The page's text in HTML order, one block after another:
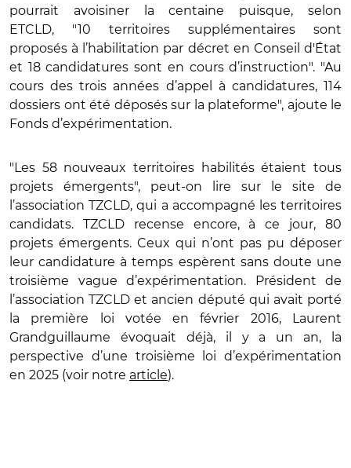
pourrait avoisiner la centaine puisque, selon
ETCLD, "10 territoires supplémentaires sont
proposés à l’habilitation par décret en Conseil d'État
et 18 candidatures sont en cours d’instruction". "Au
cours des trois années d’appel à candidatures, 114
dossiers ont été déposés sur la plateforme", ajoute le
Fonds d’expérimentation.
"Les 58 nouveaux territoires habilités étaient tous
projets émergents", peut-on lire sur le site de
l’association TZCLD, qui a accompagné les territoires
candidats. TZCLD recense encore, à ce jour, 80
projets émergents. Ceux qui n’ont pas pu déposer
leur candidature à temps espèrent sans doute une
troisième vague d’expérimentation. Président de
l’association TZCLD et ancien député qui avait porté
la première loi votée en février 2016, Laurent
Grandguillaume évoquait déjà, il y a un an, la
perspective d’une troisième loi d’expérimentation
en 2025 (voir notre article).